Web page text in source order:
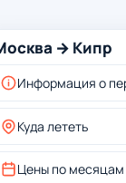
→ Кипр
Информация о
Куда лететь
Цены по месяцам